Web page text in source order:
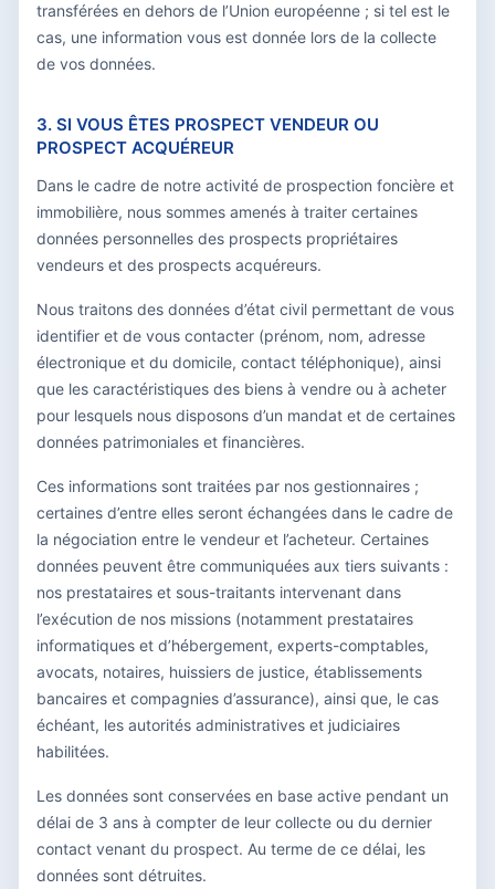
transférées en dehors de l’Union européenne ; si tel est le
cas, une information vous est donnée lors de la collecte
de vos données.
3. SI VOUS ÊTES PROSPECT VENDEUR OU
PROSPECT ACQUÉREUR
Dans le cadre de notre activité de prospection foncière et
immobilière, nous sommes amenés à traiter certaines
données personnelles des prospects propriétaires
vendeurs et des prospects acquéreurs.
Nous traitons des données d’état civil permettant de vous
identifier et de vous contacter (prénom, nom, adresse
électronique et du domicile, contact téléphonique), ainsi
que les caractéristiques des biens à vendre ou à acheter
pour lesquels nous disposons d’un mandat et de certaines
données patrimoniales et financières.
Ces informations sont traitées par nos gestionnaires ;
certaines d’entre elles seront échangées dans le cadre de
la négociation entre le vendeur et l’acheteur. Certaines
données peuvent être communiquées aux tiers suivants :
nos prestataires et sous-traitants intervenant dans
l’exécution de nos missions (notamment prestataires
informatiques et d’hébergement, experts-comptables,
avocats, notaires, huissiers de justice, établissements
bancaires et compagnies d’assurance), ainsi que, le cas
échéant, les autorités administratives et judiciaires
habilitées.
Les données sont conservées en base active pendant un
délai de 3 ans à compter de leur collecte ou du dernier
contact venant du prospect. Au terme de ce délai, les
données sont détruites.